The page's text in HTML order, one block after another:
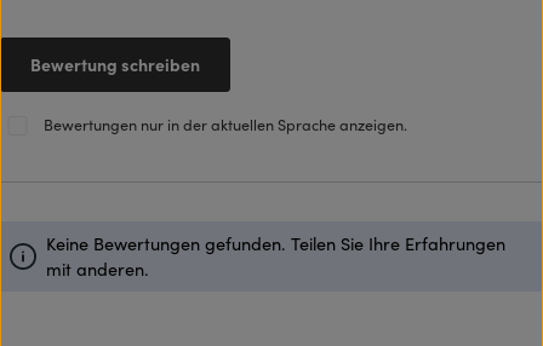
Bewertung schreiben
Bewertungen nur in der aktuellen Sprache anzeigen.
Keine Bewertungen gefunden. Teilen Sie Ihre Erfahrungen
mit anderen.